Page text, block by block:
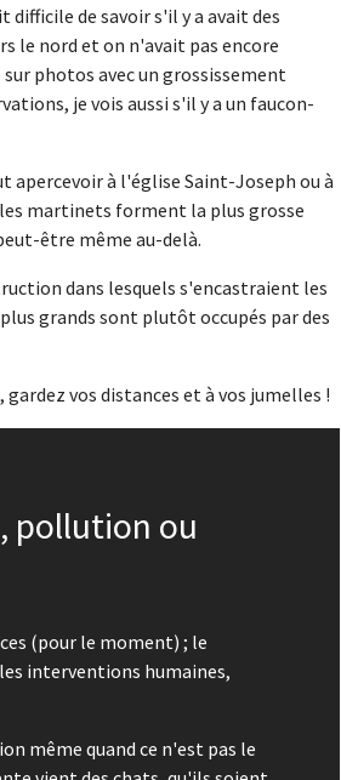
de savoir s'il y a avait des
le nord et on n'avait pas encore
photos avec un grossissement
je vois aussi s'il y a un faucon-
apercevoir à l'église Saint-Joseph ou à
martinets forment la plus grosse
être même au-delà.
dans lesquels s'encastraient les
grands sont plutôt occupés par des
vos distances et à vos jumelles !
pollution ou
(pour le moment) ; le
interventions humaines,
même quand ce n'est pas le